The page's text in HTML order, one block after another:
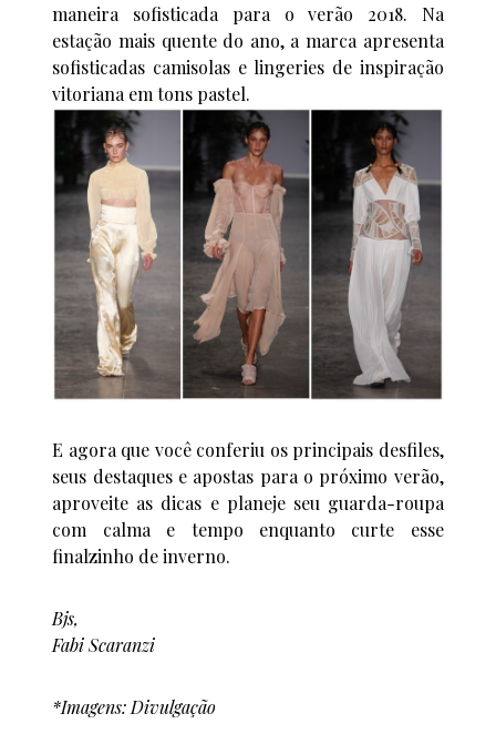
maneira sofisticada para o verão 2018. Na
estação mais quente do ano, a marca apresenta
sofisticadas camisolas e lingeries de inspiração
vitoriana em tons pastel.
E agora que você conferiu os principais desfiles,
seus destaques e apostas para o próximo verão,
aproveite as dicas e planeje seu guarda-roupa
com calma e tempo enquanto curte esse
finalzinho de inverno.
Bjs,
Fabi Scaranzi
*Imagens: Divulgação